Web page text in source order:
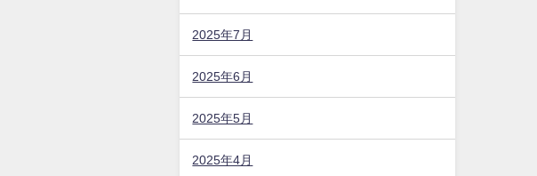
2025年7月
2025年6月
2025年5月
2025年4月